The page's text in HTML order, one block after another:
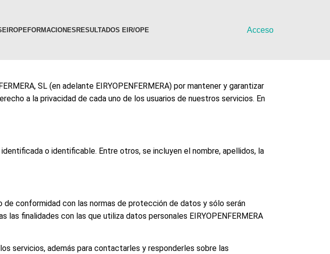
EIROPEFORMACIONES RESULTADOS EIR/OPE Acceso
SL (en adelante EIRYOPENFERMERA) por mantener y garantizar
a la privacidad de cada uno de los usuarios de nuestros servicios. En
o identificable. Entre otros, se incluyen el nombre, apellidos, la
conformidad con las normas de protección de datos y sólo serán
finalidades con las que utiliza datos personales EIRYOPENFERMERA
servicios, además para contactarles y responderles sobre las